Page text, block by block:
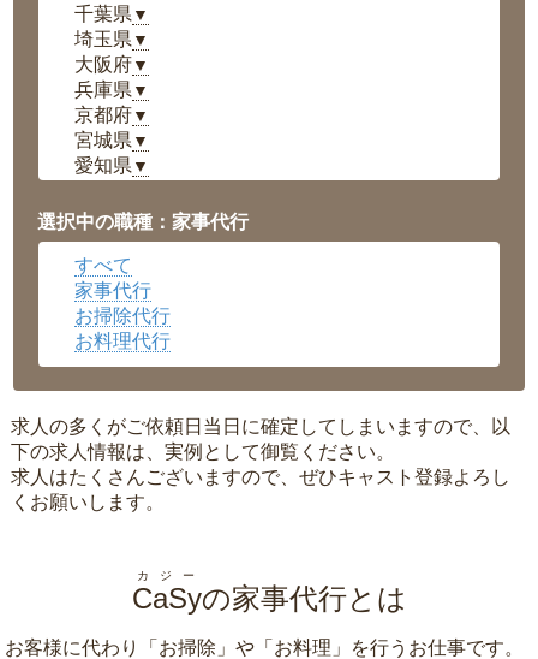
千葉県 ▼
埼玉県 ▼
大阪府▼
兵庫県 ▼
京都府▼
宮城県 ▼
愛知県 ▼
岡山県▼
広島県▼
沖縄県
選択中の職種：家事代行
すべて
家事代行
お掃除代行
お料理代行
求人の多くがご依頼日当日に確定してしまいますので、以
下の求人情報は、実例として御覧ください。
求人はたくさんございますので、ぜひキャスト登録よろし
くお願いします。
CaSy
カジー
の家事代行とは
お客様に代わり「 お掃除 」や「 お料理 」を行うお仕事です。